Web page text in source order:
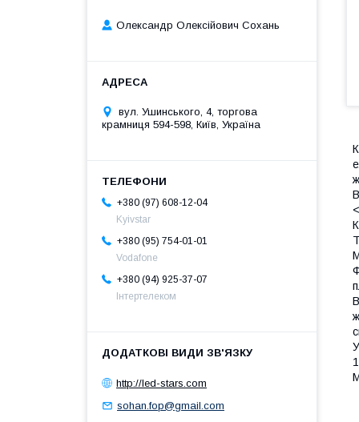
Олександр Олексійович Сохань
вул. Ушинського, 4, торгова
крамниця 594-598, Київ, Україна
+380 (97) 608-12-04
Kyivstar
+380 (95) 754-01-01
Vodafone
+380 (94) 925-37-07
Інтертелеком
http://led-stars.com
sohan.fop@gmail.com